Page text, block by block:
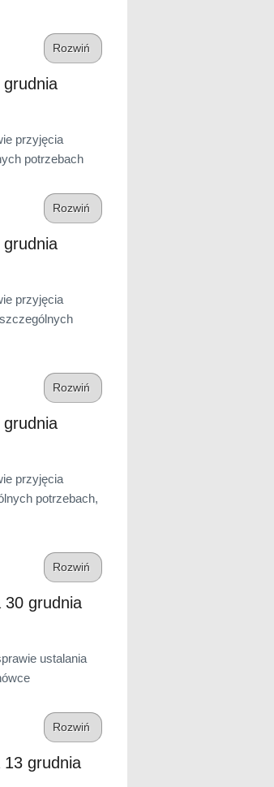
Rozwiń
przyjęcia
potrzebach
Rozwiń
przyjęcia
Rozwiń
przyjęcia
potrzebach,
Rozwiń
30 grudnia
ustalania
Rozwiń
13 grudnia